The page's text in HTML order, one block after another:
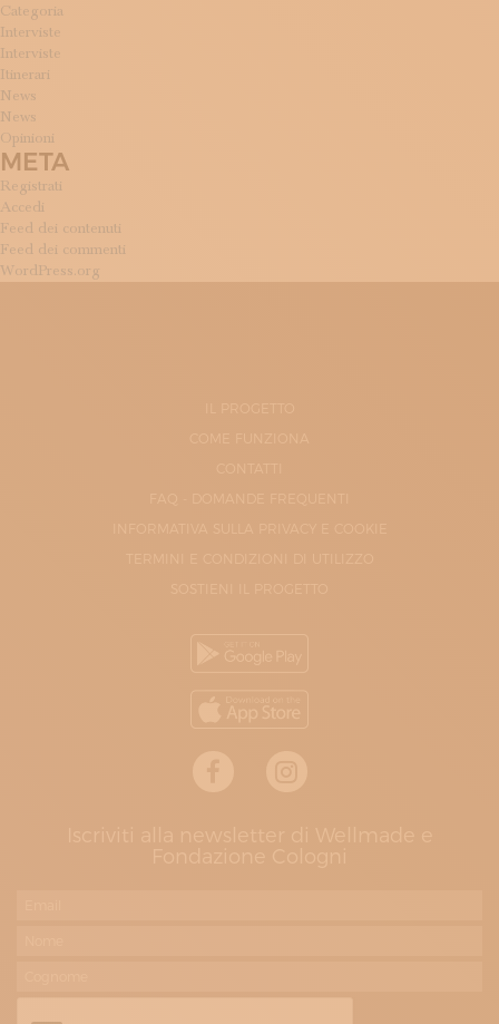
Categoria
Interviste
Interviste
Itinerari
News
News
Opinioni
META
Registrati
Accedi
Feed dei contenuti
Feed dei commenti
WordPress.org